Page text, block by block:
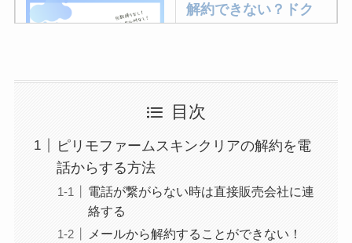
解約できない？ドク
ミュゼプラチナムの
約期間が過ぎた場合
とめ！最短手続きや
目次
ピリモファームスキンクリアの解約を電
話からする方法
電話が繋がらない時は直接販売会社に連
絡する
メールから解約することができない！